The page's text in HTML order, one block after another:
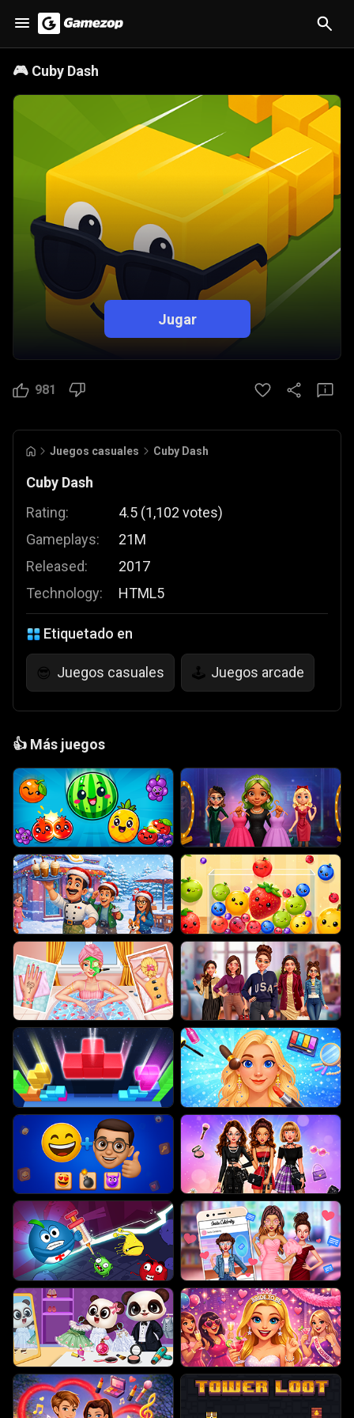
🎮 Cuby Dash
Jugar
981
Juegos casuales Cuby Dash
Cuby Dash
Rating:
Gameplays:
Released:
Technology:
4.5 (1,102 votes)
21M
2017
HTML5
Etiquetado en
😎 Juegos casuales 🕹️ Juegos arcade
👍 Más juegos